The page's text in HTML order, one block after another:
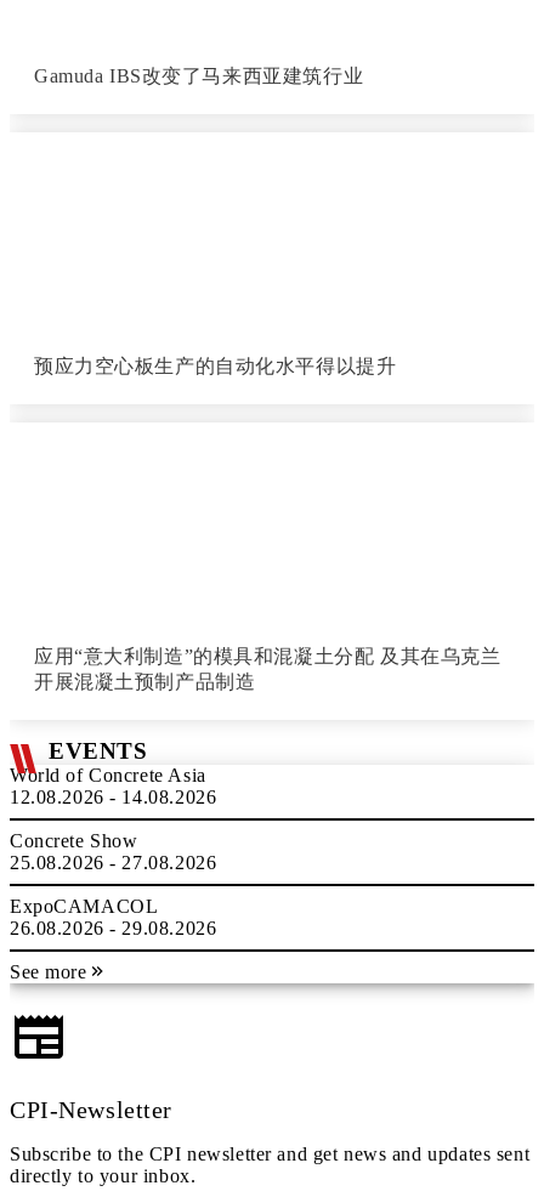
Gamuda IBS改变了马来西亚建筑行业
预应力空心板生产的自动化水平得以提升
应用“意大利制造”的模具和混凝土分配 及其在乌克兰
开展混凝土预制产品制造
EVENTS
World of Concrete Asia
12.08.2026 - 14.08.2026
Concrete Show
25.08.2026 - 27.08.2026
ExpoCAMACOL
26.08.2026 - 29.08.2026
See more
CPI-Newsletter
Subscribe to the CPI newsletter and get news and updates sent
directly to your inbox.